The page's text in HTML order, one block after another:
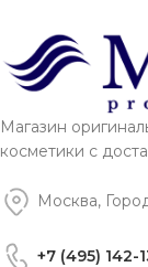
Магазин
косметики с
Москва,
+7 (495) 142-